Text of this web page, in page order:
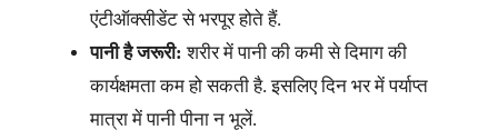
एंटीऑक्सीडेंट से भरपूर होते हैं.
पानी है जरूरी: शरीर में पानी की कमी से दिमाग की
कार्यक्षमता कम हो सकती है. इसलिए दिन भर में पर्याप्त
मात्रा में पानी पीना न भूलें.